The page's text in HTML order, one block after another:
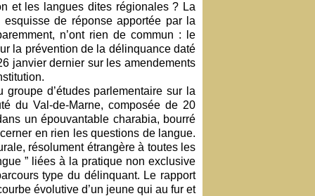
et les langues dites régionales ? La
de réponse apportée par la
n’ont rien de commun : le
la prévention de la délinquance daté
janvier dernier sur les amendements
d’études parlementaire sur la
du Val-de-Marne, composée de 20
un épouvantable charabia, bourré
en rien les questions de langue.
résolument étrangère à toutes les
” liées à la pratique non exclusive
type du délinquant. Le rapport
évolutive d’un jeune qui au fur et